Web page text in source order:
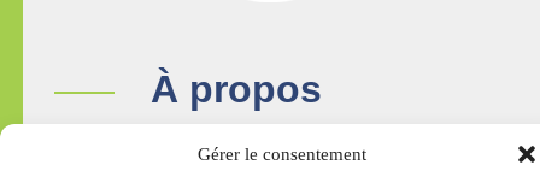
Gérer le consentement
À propos
Notre Produit